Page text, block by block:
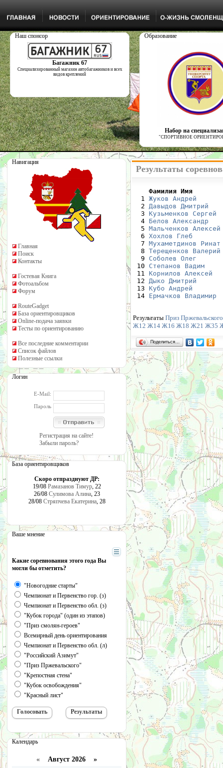
Наш спонсор
Багажник 67
Специализированный магазин автобагажников и всех
видов креплений
Образование
Набор на
"СПОРТИВНОЕ
Навигация
Главная
Поиск
Контакты
Гостевая Книга
Фотоальбом
Форум
RouteGadget
База ориентировщиков
Online-подача заявки
Тесты по ориентированию
Все последние комментарии
Список файлов
Полезные ссылки
Логин
E-Mail:
Пароль
Регистрация на сайте!
Забыли пароль?
База ориентировщиков
Скоро отпразднуют ДР:
19/08 Рамазанов Тимур, 22
26/08 Сулимова Алина, 23
28/08 Стряпчева Екатерина, 28
Ваше мнение
Какие соревнования этого года Вы
могли бы отметить?
"Новогодние старты"
Чемпионат и Первенство гор. (з)
Чемпионат и Первенство обл. (з)
"Кубок города" (один из этапов)
"Приз смолян-героев"
Всемирный день ориентирования
Чемпионат и Первенство обл. (л)
"Российский Азимут"
"Приз Пржевальского"
"Крепостная стена"
"Кубок освобождения"
"Красный лист"
Календарь
« Август 2026 »
Результаты
Фамилия Имя
1 Жуков Андрей
  2
Давыдов Дмитрий
  3
Кузьменков Сергей
  4
Белов Александр
  5
Мальченков Алексей
  6
Хохлов Глеб
  7
Мухаметдинов Ринат
  8
Терещенков Валерий
  9
Соболев Олег
10 Степанов Вадим
11 Корнилов Алексей
12 Дыко Дмитрий
13 Кубо Андрей
14 Ермачков Владимир
Результаты Приз
Ж12 Ж14 Ж16 Ж18 Ж21 Ж35
Поделиться…